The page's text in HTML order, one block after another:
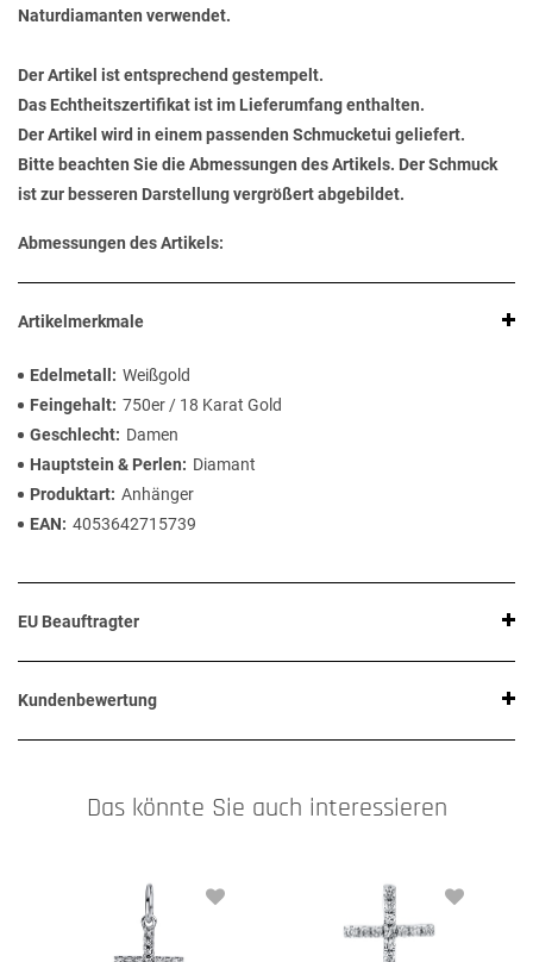
Naturdiamanten verwendet.
Der Artikel ist entsprechend gestempelt.
Das Echtheitszertifikat ist im Lieferumfang enthalten.
Der Artikel wird in einem passenden Schmucketui geliefert.
Bitte beachten Sie die Abmessungen des Artikels. Der Schmuck
ist zur besseren Darstellung vergrößert abgebildet.
Abmessungen des Artikels:
Artikelmerkmale
Edelmetall
Weißgold
Feingehalt 750er / 18 Karat Gold
Geschlecht
Damen
Hauptstein & Perlen
Diamant
Produktart Anhänger
EAN
4053642715739
EU Beauftragter
Kundenbewertung
Das könnte Sie auch interessieren